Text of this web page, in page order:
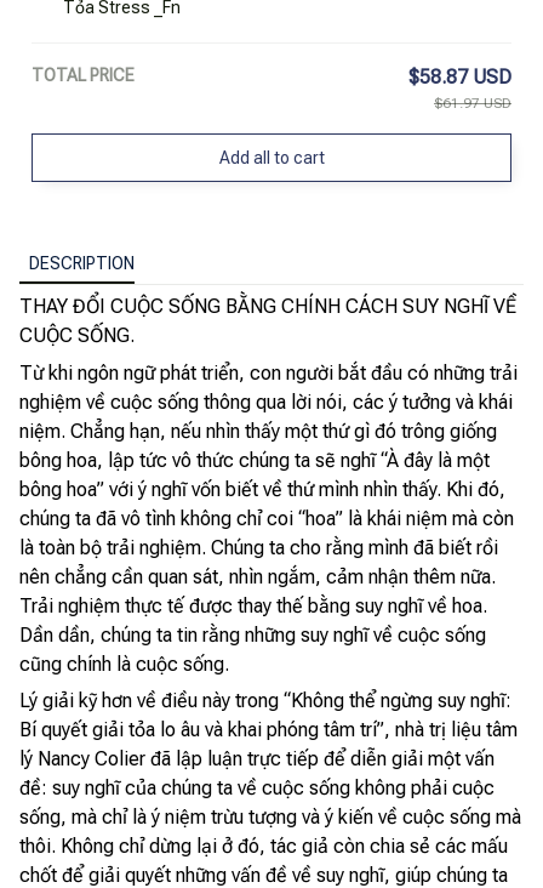
Tỏa Stress _Fn
TOTAL PRICE $58.87 USD
$61.97 USD
Add all to cart
DESCRIPTION
THAY ĐỔI CUỘC SỐNG BẰNG CHÍNH CÁCH SUY NGHĨ VỀ
CUỘC SỐNG.
Từ khi ngôn ngữ phát triển, con người bắt đầu có những trải
nghiệm về cuộc sống thông qua lời nói, các ý tưởng và khái
niệm. Chẳng hạn, nếu nhìn thấy một thứ gì đó trông giống
bông hoa, lập tức vô thức chúng ta sẽ nghĩ “À đây là một
bông hoa” với ý nghĩ vốn biết về thứ mình nhìn thấy. Khi đó,
chúng ta đã vô tình không chỉ coi “hoa” là khái niệm mà còn
là toàn bộ trải nghiệm. Chúng ta cho rằng mình đã biết rồi
nên chẳng cần quan sát, nhìn ngắm, cảm nhận thêm nữa.
Trải nghiệm thực tế được thay thế bằng suy nghĩ về hoa.
Dần dần, chúng ta tin rằng những suy nghĩ về cuộc sống
cũng chính là cuộc sống.
Lý giải kỹ hơn về điều này trong “Không thể ngừng suy nghĩ:
Bí quyết giải tỏa lo âu và khai phóng tâm trí”, nhà trị liệu tâm
lý Nancy Colier đã lập luận trực tiếp để diễn giải một vấn
đề: suy nghĩ của chúng ta về cuộc sống không phải cuộc
sống, mà chỉ là ý niệm trừu tượng và ý kiến về cuộc sống mà
thôi. Không chỉ dừng lại ở đó, tác giả còn chia sẻ các mấu
chốt để giải quyết những vấn đề về suy nghĩ, giúp chúng ta